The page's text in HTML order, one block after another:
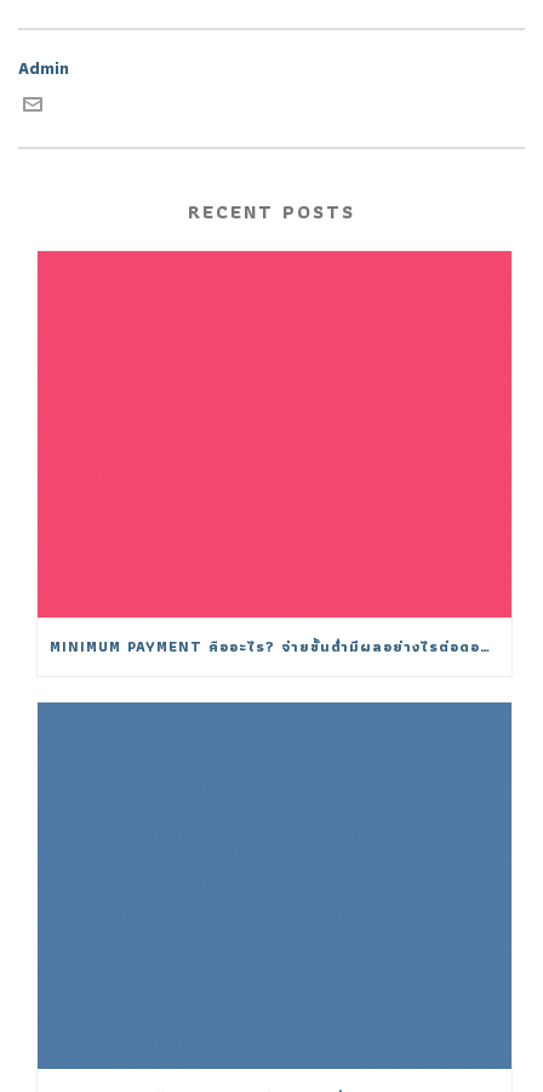
Admin
RECENT POSTS
MINIMUM PAYMENT คืออะไร? จ่ายขั้นต่ำมีผลอย่างไรต่อดอกเบี้ย